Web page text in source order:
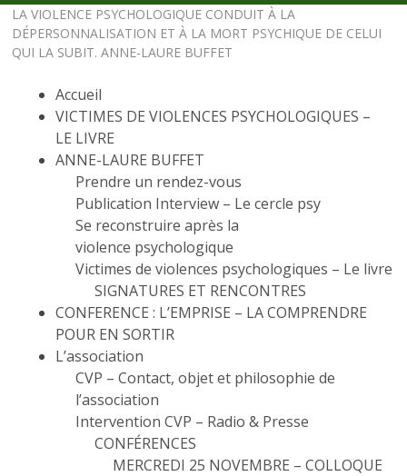
LA VIOLENCE PSYCHOLOGIQUE CONDUIT À LA
DÉPERSONNALISATION ET À LA MORT PSYCHIQUE DE CELUI
QUI LA SUBIT. ANNE-LAURE BUFFET
Accueil
VICTIMES DE VIOLENCES PSYCHOLOGIQUES –
LE LIVRE
ANNE-LAURE BUFFET
Prendre un rendez-vous
Publication Interview – Le cercle psy
Se reconstruire après la
violence psychologique
Victimes de violences psychologiques – Le livre
SIGNATURES ET RENCONTRES
CONFERENCE : L’EMPRISE – LA COMPRENDRE
POUR EN SORTIR
L’association
CVP – Contact, objet et philosophie de
l’association
Intervention CVP – Radio & Presse
CONFÉRENCES
MERCREDI 25 NOVEMBRE – COLLOQUE